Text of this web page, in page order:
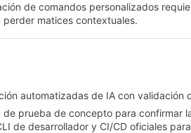
de comandos personalizados
matices contextuales.
automatizadas de IA con validación
de prueba de concepto para confirmar
de desarrollador y CI/CD oficiales